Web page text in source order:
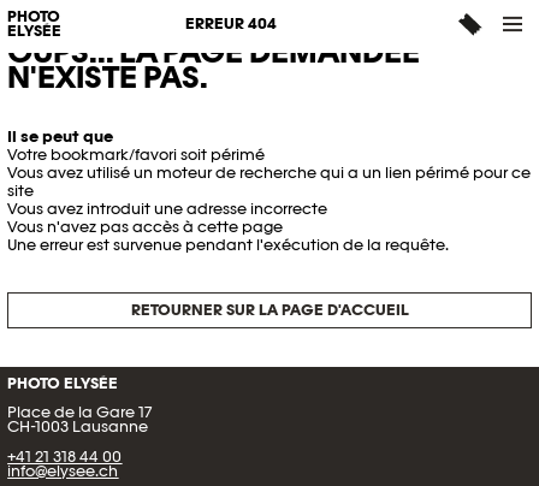
PHOTO
ELYSÉE
ERREUR 404
OUPS... LA PAGE DEMANDÉE
N'EXISTE PAS.
Il se peut que
Votre bookmark/favori soit périmé
Vous avez utilisé un moteur de recherche qui a un lien périmé pour ce
site
Vous avez introduit une adresse incorrecte
Vous n'avez pas accès à cette page
Une erreur est survenue pendant l'exécution de la requête.
RETOURNER SUR LA PAGE D'ACCUEIL
PHOTO ELYSÉE
Place de la Gare 17
CH-1003 Lausanne
+41 21 318 44 00
info@elysee.ch